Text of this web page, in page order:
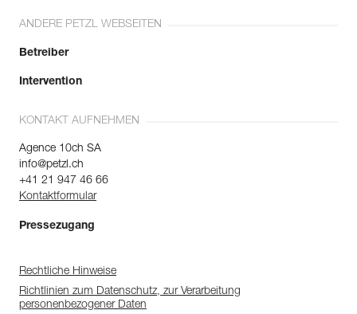
ANDERE PETZL WEBSEITEN
Betreiber
Intervention
KONTAKT AUFNEHMEN
Agence 10ch SA
info@petzl.ch
+41 21 947 46 66
Kontaktformular
Pressezugang
Rechtliche Hinweise
Richtlinien zum Datenschutz, zur Verarbeitung
personenbezogener Daten